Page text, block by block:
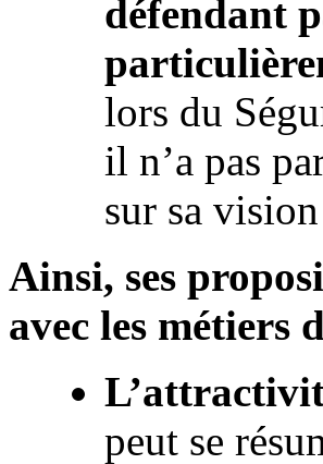
défendant
lors du
il n’a pas
sur sa
Ainsi, ses
avec les métiers
peut se